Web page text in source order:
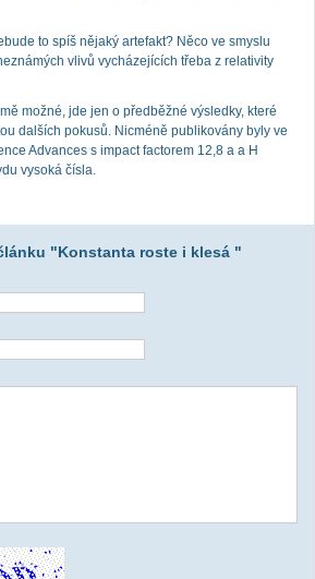
to spíš nějaký artefakt? Něco ve smyslu
vlivů vycházejících třeba z relativity
možné, jde jen o předběžné výsledky, které
dalších pokusů. Nicméně publikovány byly ve
Advances s impact factorem 12,8 a a H
vysoká čísla.
"Konstanta roste i klesá "